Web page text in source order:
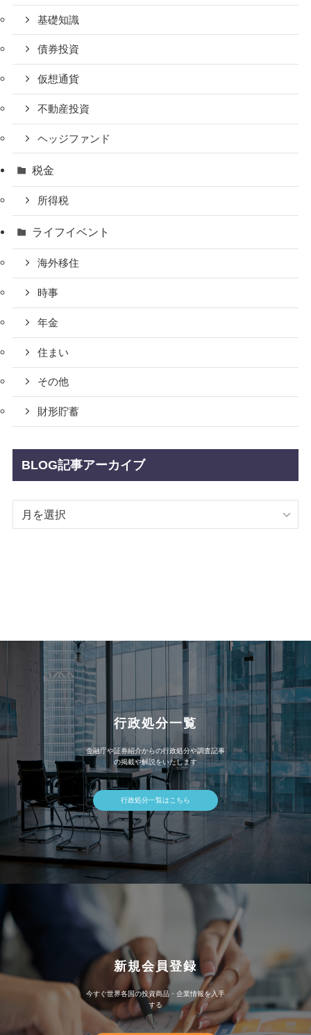
基礎知識
債券投資
仮想通貨
不動産投資
ヘッジファンド
税金
所得税
ライフイベント
海外移住
時事
年金
住まい
その他
財形貯蓄
BLOG記事アーカイブ
BLOG
行政処分一覧
金融庁や証券紹介からの行政処分や調査記事
の掲載や解説をいたします
行政処分一覧はこちら
新規会員登録
今すぐ世界各国の投資商品・企業情報を入手
する